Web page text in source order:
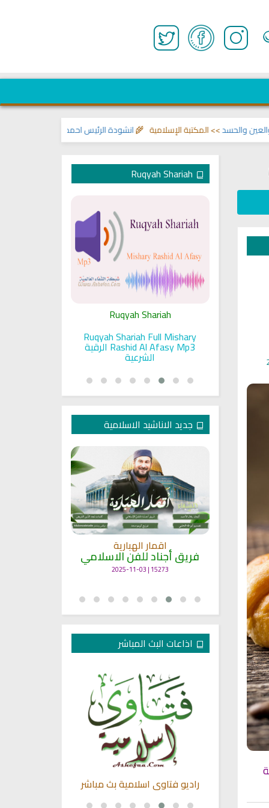
انشودة الرئيس احمد الشرع>> اناشيد ابراهيم >> المكتبة الإسلامية 🌾
Ruqyah Shariah
Ruqyah Shariah Full Mishary
Rashid Al Afasy Mp3 الرقية
الشرعية
جديد الاناشيد الاسلامية
اقمار الهبارية
فريق أجناد للفن الاسلامي
15273 | 2025-11-03
اذاعات البث المباشر
بث راديو فتاوى اسلامية بث مباشر